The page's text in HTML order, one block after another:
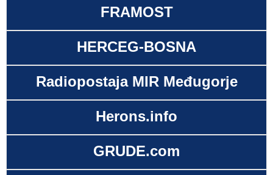
FRAMOST
HERCEG-BOSNA
Radiopostaja MIR Međugorje
Herons.info
GRUDE.com